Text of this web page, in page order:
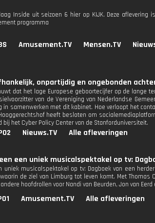
Inside uit seizoen 6 hier op KIJK. Deze aflevering
programma
Amusement.TV Mensen.TV
onpartijdig en ongebonden
dat het lage Europese geboortecijfer op de lange
van de Vereniging van Nederlandse
in samenwerken met dit kabinet. Hoe verloopt het
heeft besloten om
het Cyber Policy Center van de Stanforduniversiteit.
Nieuws.TV Alle afleveringen
een uniek musicalspektakel op tv:
uniek musicalspektakel op tv: Dagboek van een
de ziel van Limburg tot leven komt. Met Thomas
hoofdrollen voor Nandi van Beurden, Jon van Eerd
Amusement.TV Alle afleveringen